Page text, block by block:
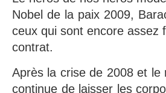
Nobel de la paix 2009,
ceux qui sont encore assez
contrat.
Après la crise de 2008 et le
continue de laisser les